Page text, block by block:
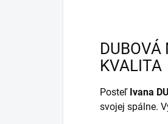
DUBOVÁ
KVALITA
Posteľ Ivana
svojej spálne.